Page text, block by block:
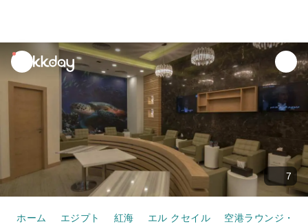
unread
notifications
7
ホーム エジプト 紅海 エル クセイル 空港ラウンジ・フ